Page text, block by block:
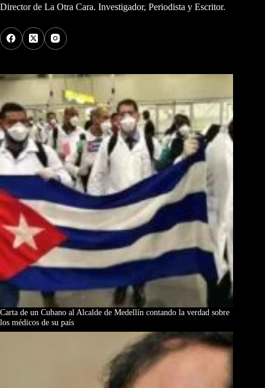
Director de La Otra Cara. Investigador, Periodista y Escritor.
Carta de un Cubano al Alcalde de Medellín contando la verdad sobre
los médicos de su país